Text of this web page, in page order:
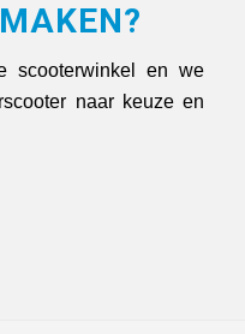
scooterwinkel en we
naar keuze en